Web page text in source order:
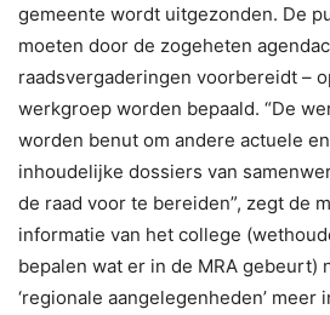
gemeente wordt uitgezonden. De
moeten door de zogeheten
raadsvergaderingen voorbereidt –
werkgroep worden bepaald. “De
worden benut om andere actuele
inhoudelijke dossiers van
de raad voor te bereiden”, zegt de
informatie van het college
bepalen wat er in de MRA gebeurt)
‘regionale aangelegenheden’